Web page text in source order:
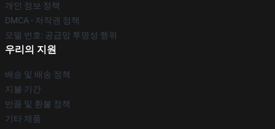
개인 정보 정책
DMCA - 저작권 정책
모델 번호: 공급망 투명성 행위
우리의 지원
배송 및 배송 정책
지불 기간
반품 및 환불 정책
기타 제품